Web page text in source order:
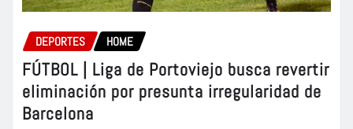
DEPORTES HOME
FÚTBOL | Liga de Portoviejo busca revertir
eliminación por presunta irregularidad de
Barcelona